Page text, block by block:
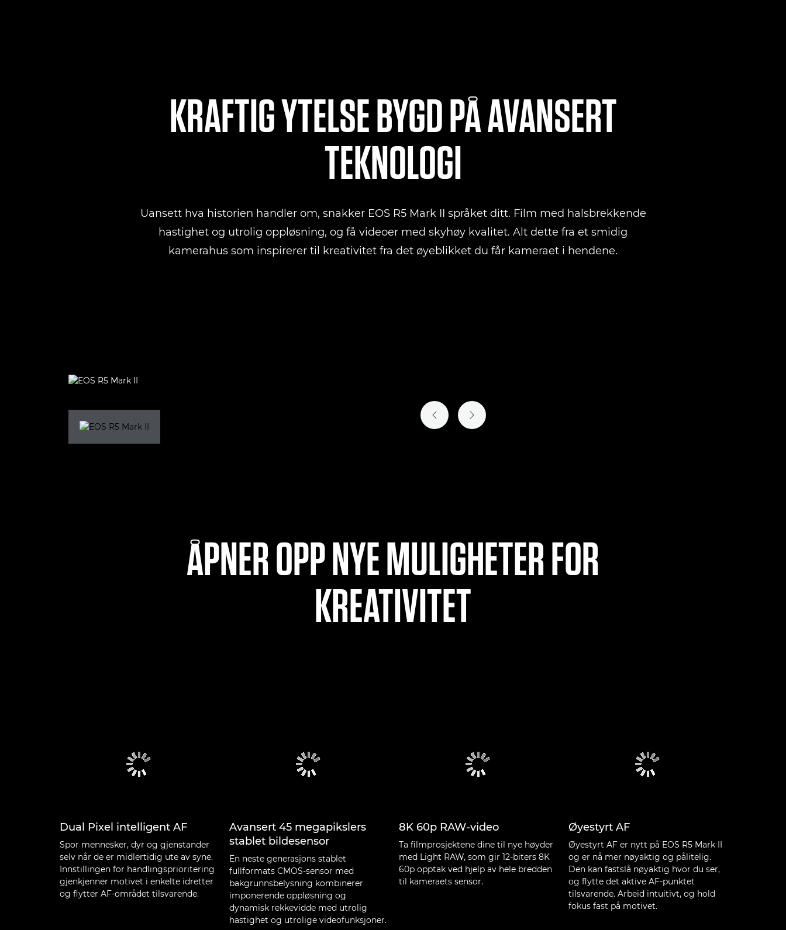
KRAFTIG YTELSE BYGD PÅ AVANSERT
TEKNOLOGI
Uansett hva historien handler om, snakker EOS R5 Mark II språket ditt. Film med halsbrekkende
hastighet og utrolig oppløsning, og få videoer med skyhøy kvalitet. Alt dette fra et smidig
kamerahus som inspirerer til kreativitet fra det øyeblikket du får kameraet i hendene.
FORRIGE LYSBILDE
NESTE LYSBILDE
ÅPNER OPP NYE MULIGHETER FOR
KREATIVITET
Dual Pixel intelligent AF
Spor mennesker, dyr og gjenstander
selv når de er midlertidig ute av syne.
Innstillingen for handlingsprioritering
gjenkjenner motivet i enkelte idretter
og flytter AF-området tilsvarende.
Avansert 45 megapikslers
stablet bildesensor
En neste generasjons stablet
fullformats CMOS-sensor med
bakgrunnsbelysning kombinerer
imponerende oppløsning og
dynamisk rekkevidde med utrolig
hastighet og utrolige videofunksjoner.
8K 60p RAW-video
Ta filmprosjektene dine til nye høyder
med Light RAW, som gir 12-biters 8K
60p opptak ved hjelp av hele bredden
til kameraets sensor.
Øyestyrt AF
Øyestyrt AF er nytt på EOS R5 Mark II
og er nå mer nøyaktig og pålitelig.
Den kan fastslå nøyaktig hvor du ser,
og flytte det aktive AF-punktet
tilsvarende. Arbeid intuitivt, og hold
fokus fast på motivet.